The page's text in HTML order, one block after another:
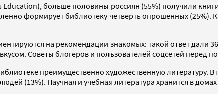
Education), больше половины россиян (55%) получили
формирует библиотеку четверть опрошенных
на рекомендации знакомых: такой ответ дали
Советы блогеров и пользователей соцсетей перед
преимущественно художественную литературу.
(13%). Научная и учебная литература хранится в